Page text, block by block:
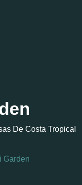
De Costa Tropical
Garden